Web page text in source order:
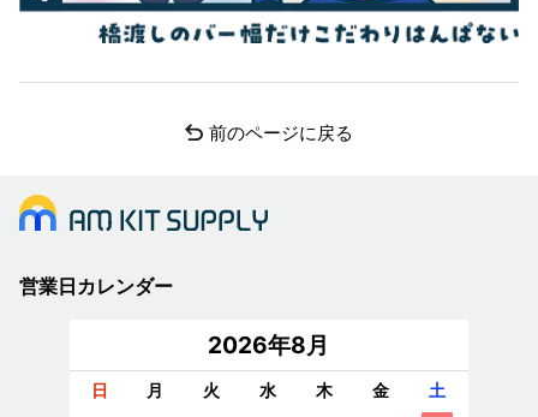
前のページに戻る
営業日カレンダー
2026年8月
日 月 火 水 木 金 土